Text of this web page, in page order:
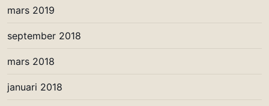
mars 2019
september 2018
mars 2018
januari 2018